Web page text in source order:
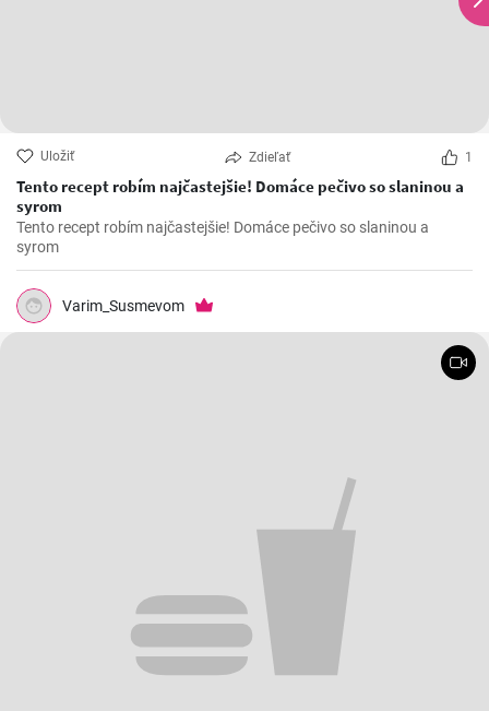
Uložiť Zdieľať 1
Tento recept robím najčastejšie! Domáce pečivo so slaninou a
syrom
Tento recept robím najčastejšie! Domáce pečivo so slaninou a
syrom
Varim_Susmevom